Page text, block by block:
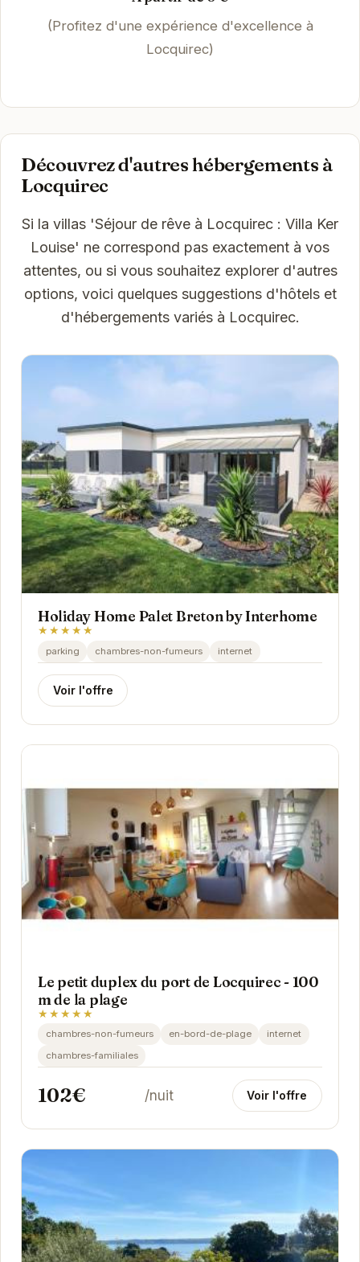
(Profitez d'une expérience d'excellence à
Locquirec)
Découvrez d'autres hébergements à
Locquirec
Si la villas 'Séjour de rêve à Locquirec : Villa Ker
Louise' ne correspond pas exactement à vos
attentes, ou si vous souhaitez explorer d'autres
options, voici quelques suggestions d'hôtels et
d'hébergements variés à Locquirec.
Holiday Home Palet Breton by Interhome
★★★★★
parking chambres-non-fumeurs internet
Voir l'offre
Le petit duplex du port de Locquirec - 100
m de la plage
★★★★★
chambres-non-fumeurs en-bord-de-plage
internet
chambres-familiales
102€ /nuit Voir l'offre